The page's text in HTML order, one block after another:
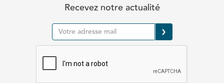
Recevez notre actualité